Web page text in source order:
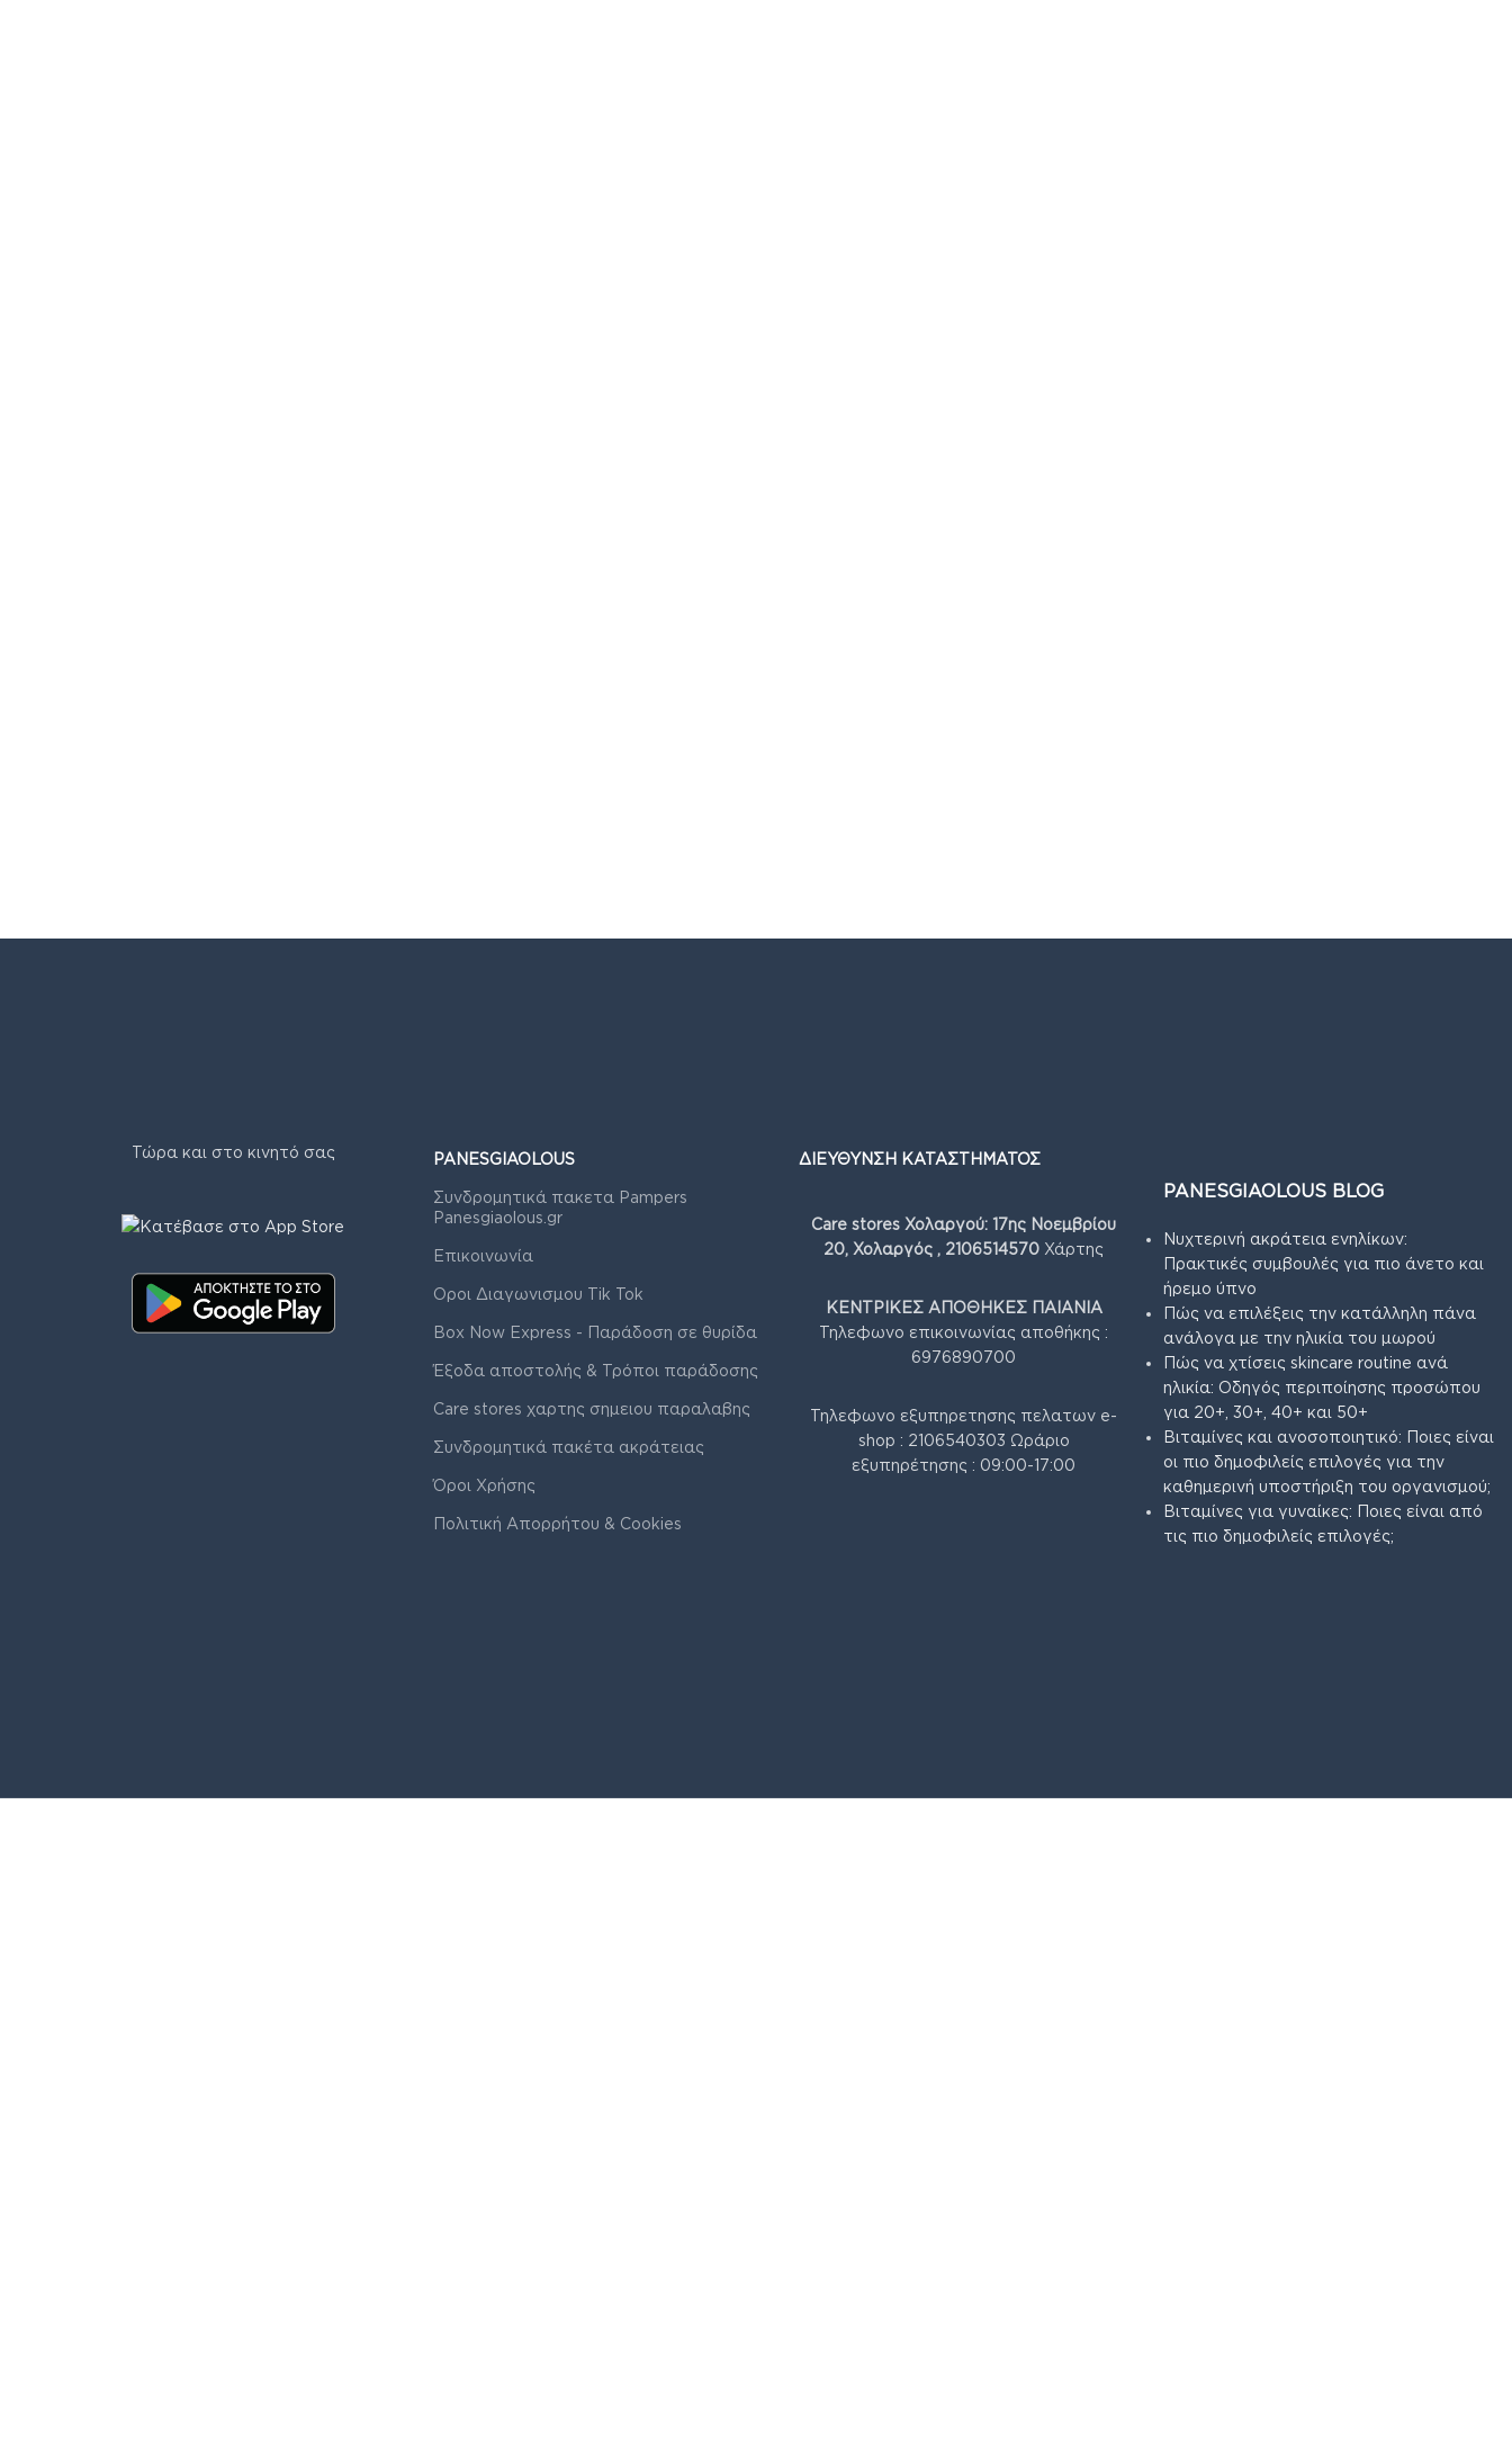
Τώρα και στο κινητό σας PANESGIAOLOUS
Συνδρομητικά πακετα Pampers
Panesgiaolous.gr
Επικοινωνία
Οροι Διαγωνισμου Tik Tok
Box Now Express - Παράδοση σε θυρίδα
Έξοδα αποστολής & Τρόποι παράδοσης
Care stores χαρτης σημειου παραλαβης
Συνδρομητικά πακέτα ακράτειας
Όροι Χρήσης
Πολιτική Απορρήτου & Cookies
ΔΙΕΥΘΥΝΣΗ ΚΑΤΑΣΤΗΜΑΤΟΣ
Care stores Χολαργού: 17ης Νοεμβρίου
20, Χολαργός , 2106514570 Χάρτης
ΚΕΝΤΡΙΚΕΣ ΑΠΟΘΗΚΕΣ ΠΑΙΑΝΙΑ
Τηλεφωνο επικοινωνίας αποθήκης :
6976890700
Τηλεφωνο εξυπηρετησης πελατων e-
shop : 2106540303 Ωράριο
εξυπηρέτησης : 09:00-17:00
PANESGIAOLOUS BLOG
Νυχτερινή ακράτεια ενηλίκων:
Πρακτικές συμβουλές για πιο άνετο και
ήρεμο ύπνο
Πώς να επιλέξεις την κατάλληλη πάνα
ανάλογα με την ηλικία του μωρού
Πώς να χτίσεις skincare routine ανά
ηλικία: Οδηγός περιποίησης προσώπου
για 20+, 30+, 40+ και 50+
Βιταμίνες και ανοσοποιητικό: Ποιες είναι
οι πιο δημοφιλείς επιλογές για την
καθημερινή υποστήριξη του οργανισμού;
Βιταμίνες για γυναίκες: Ποιες είναι από
τις πιο δημοφιλείς επιλογές;